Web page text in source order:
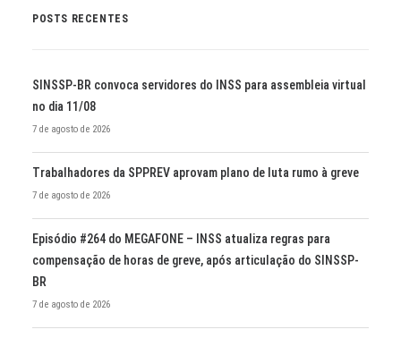
POSTS RECENTES
SINSSP-BR convoca servidores do INSS para assembleia virtual
no dia 11/08
7 de agosto de 2026
Trabalhadores da SPPREV aprovam plano de luta rumo à greve
7 de agosto de 2026
Episódio #264 do MEGAFONE – INSS atualiza regras para
compensação de horas de greve, após articulação do SINSSP-
BR
7 de agosto de 2026